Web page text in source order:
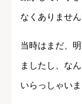
なくありません
当時はまだ、
ましたし、な
いらっしゃいま